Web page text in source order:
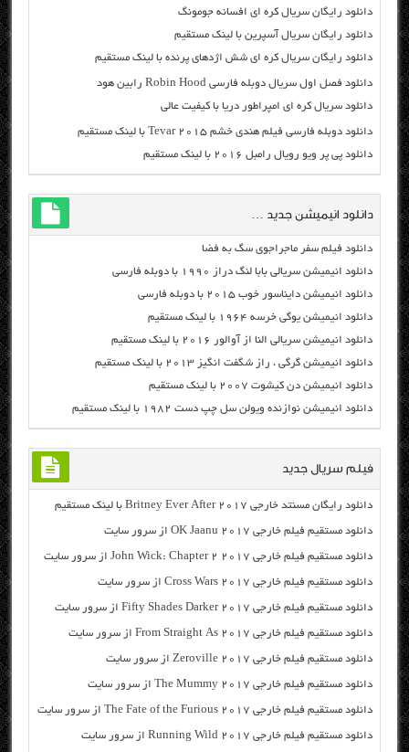
دانلود رایگان سریال کره ای افسانه جومونگ
دانلود رایگان سریال آسپرین با لینک مستقیم
دانلود رایگان سریال کره ای شش اژدهای پرنده با لینک مستقیم
دانلود فصل اول سریال دوبله فارسی Robin Hood رابین هود
دانلود سریال کره ای امپراطور دریا با کیفیت عالی
دانلود دوبله فارسی فیلم هندی خشم Tevar ۲۰۱۵ با لینک مستقیم
دانلود پی پر ویو رویال رامبل ۲۰۱۶ با لینک مستقیم
دانلود انیمیشن جدید …
دانلود فیلم سفر ماجراجوی سگ به فضا
دانلود انیمیشن سریالی بابا لنگ دراز ۱۹۹۰ با دوبله فارسی
دانلود انیمیشن دایناسور خوب ۲۰۱۵ با دوبله فارسی
دانلود انیمیشن یوگی خرسه ۱۹۶۴ با لینک مستقیم
دانلود انیمیشن سریالی النا از آوالور ۲۰۱۶ با لینک مستقیم
دانلود انیمیشن گرگی ، راز شگفت انگیز ۲۰۱۳ با لینک مستقیم
دانلود انیمیشن دن کیشوت ۲۰۰۷ با لینک مستقیم
دانلود انیمیشن نوازنده ویولن سل چپ دست ۱۹۸۲ با لینک مستقیم
فیلم سریال جدید
دانلود رایگان مسنتد خارجی Britney Ever After 2017 با لینک مستقیم
دانلود مستقیم فیلم خارجی OK Jaanu 2017 از سرور سایت
دانلود مستقیم فیلم خارجی John Wick: Chapter 2 2017 از سرور سایت
دانلود مستقیم فیلم خارجی Cross Wars 2017 از سرور سایت
دانلود مستقیم فیلم خارجی Fifty Shades Darker 2017 از سرور سایت
دانلود مستقیم فیلم خارجی From Straight As 2017 از سرور سایت
دانلود مستقیم فیلم خارجی Zeroville 2017 از سرور سایت
دانلود مستقیم فیلم خارجی The Mummy 2017 از سرور سایت
دانلود مستقیم فیلم خارجی The Fate of the Furious 2017 از سرور سایت
دانلود مستقیم فیلم خارجی Running Wild 2017 از سرور سایت